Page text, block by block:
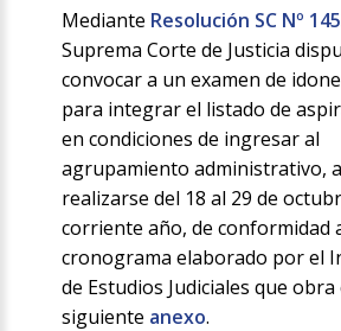
Mediante Resolución SC Nº
Suprema Corte de Justicia
convocar a un examen de
para integrar el listado de
en condiciones de ingresar al
agrupamiento administrativo, a
realizarse del 18 al 29 de
corriente año, de conformidad
cronograma elaborado por el
de Estudios Judiciales que obra
siguiente anexo.